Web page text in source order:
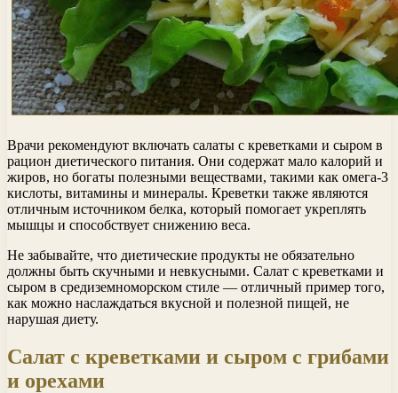
Врачи рекомендуют включать салаты с креветками и сыром в
рацион диетического питания. Они содержат мало калорий и
жиров, но богаты полезными веществами, такими как омега-3
кислоты, витамины и минералы. Креветки также являются
отличным источником белка, который помогает укреплять
мышцы и способствует снижению веса.
Не забывайте, что диетические продукты не обязательно
должны быть скучными и невкусными. Салат с креветками и
сыром в средиземноморском стиле — отличный пример того,
как можно наслаждаться вкусной и полезной пищей, не
нарушая диету.
Салат с креветками и сыром с грибами
и орехами